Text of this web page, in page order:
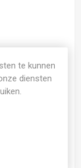
te kunnen
diensten